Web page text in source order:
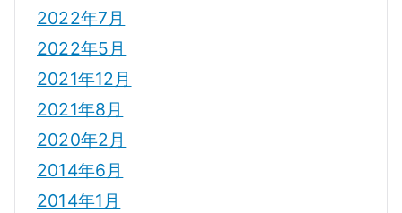
2022年7月
2022年5月
2021年12月
2021年8月
2020年2月
2014年6月
2014年1月